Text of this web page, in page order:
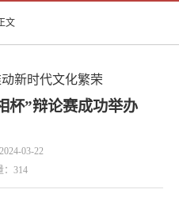
文
新时代文化繁荣
杯”辩论赛成功举办
03-22
314